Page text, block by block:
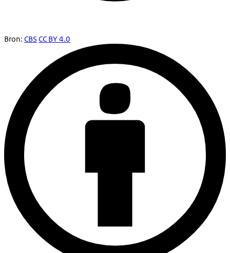
Bron: CBS CC BY 4.0